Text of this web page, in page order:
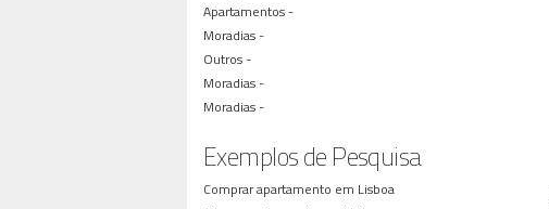
Apartamentos -
Moradias -
Outros -
Moradias -
Moradias -
Exemplos de Pesquisa
Comprar apartamento em Lisboa